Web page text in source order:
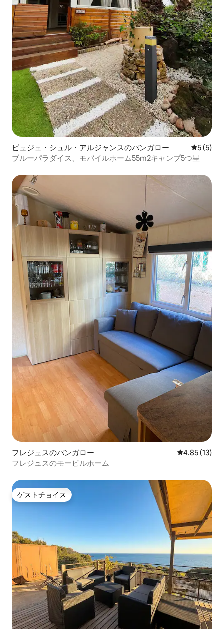
ピュジェ・シュル・アルジャンスのバンガロー レビュー
5 (5)
ブルーパラダイス、モバイルホーム55m2キャンプ5つ星
フレジュスのバンガロー レビュー13
4.85 (13)
フレジュスのモービルホーム
ゲストチョイス
ゲストチョイス